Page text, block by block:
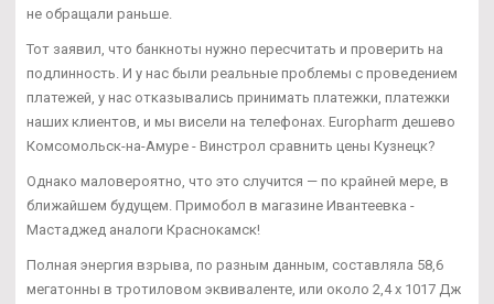
не обращали раньше.
Тот заявил, что банкноты нужно пересчитать и проверить на
подлинность. И у нас были реальные проблемы с проведением
платежей, у нас отказывались принимать платежки, платежки
наших клиентов, и мы висели на телефонах. Europharm дешево
Комсомольск-на-Амуре - Винстрол сравнить цены Кузнецк?
Однако маловероятно, что это случится — по крайней мере, в
ближайшем будущем. Примобол в магазине Ивантеевка -
Мастаджед аналоги Краснокамск!
Полная энергия взрыва, по разным данным, составляла 58,6
мегатонны в тротиловом эквиваленте, или около 2,4 х 1017 Дж